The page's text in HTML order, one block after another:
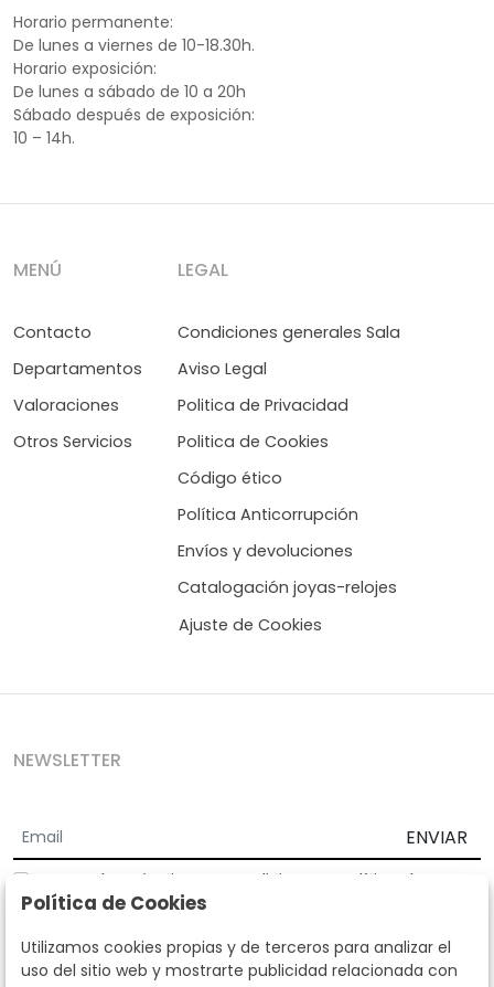
Horario permanente:
De lunes a viernes de 10-18.30h.
Horario exposición:
De lunes a sábado de 10 a 20h
Sábado después de exposición:
10 – 14h.
MENÚ
Contacto
Departamentos
Valoraciones
Otros Servicios
LEGAL
Condiciones generales Sala
Aviso Legal
Politica de Privacidad
Politica de Cookies
Código ético
Política Anticorrupción
Envíos y devoluciones
Catalogación joyas-relojes
Ajuste de Cookies
NEWSLETTER
ENVIAR
Acepto los Términos y Condiciones
Política de
privacidad
Según la LOPD y disposiciones de desarrollo, informamos que sus
datos personales serán tratados por parte de Subastas Segre con la
finalidad de gestionar la relación comercial. Puede ejercitar los
Política de Cookies
Utilizamos cookies propias y de terceros para analizar el
uso del sitio web y mostrarte publicidad relacionada con